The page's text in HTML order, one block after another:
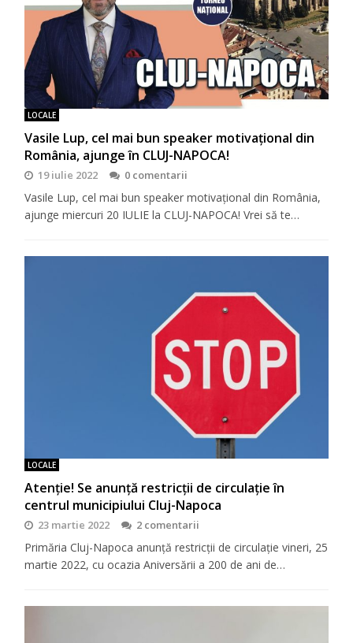
LOCALE
Vasile Lup, cel mai bun speaker motivaţional din
România, ajunge în CLUJ-NAPOCA!
19 iulie 2022 0 comentarii
Vasile Lup, cel mai bun speaker motivaţional din România,
ajunge miercuri 20 IULIE la CLUJ-NAPOCA! Vrei să te…
LOCALE
Atenție! Se anunță restricții de circulație în
centrul municipiului Cluj-Napoca
23 martie 2022 2 comentarii
Primăria Cluj-Napoca anunță restricții de circulație vineri, 25
martie 2022, cu ocazia Aniversării a 200 de ani de…